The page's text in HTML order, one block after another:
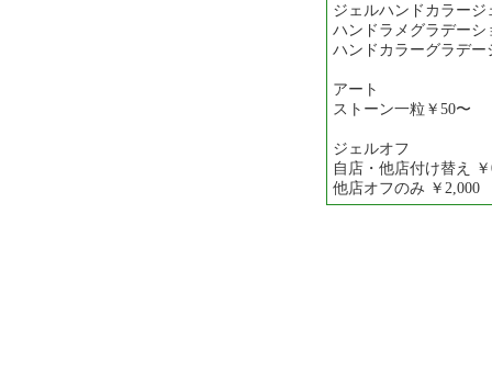
ジェルハンドカラージ
ハンドラメグラデーシ
ハンドカラーグラデー
アート
ストーン一粒￥50〜
ジェルオフ
自店・他店付け替え
他店オフのみ ￥2,000